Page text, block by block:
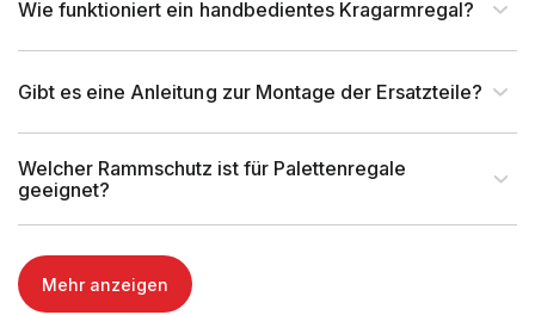
Rahmentyp (Profil) IPE
Fachlast (kg)
Max. Armlast (kg)
Max. Ständerlast(kg)
Wie funktioniert ein handbedientes Kragarmregal?
Gibt es eine Anleitung zur Montage der Ersatzteile?
Welcher Rammschutz ist für Palettenregale
geeignet?
Mehr anzeigen